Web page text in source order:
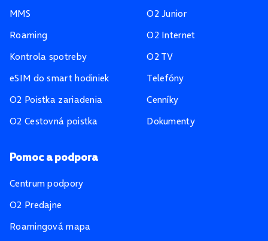
MMS
Roaming
Kontrola spotreby
eSIM do smart hodiniek
O2 Poistka zariadenia
O2 Cestovná poistka
O2 Junior
O2 Internet
O2 TV
Telefóny
Cenníky
Dokumenty
Pomoc a podpora
Centrum podpory
O2 Predajne
Roamingová mapa